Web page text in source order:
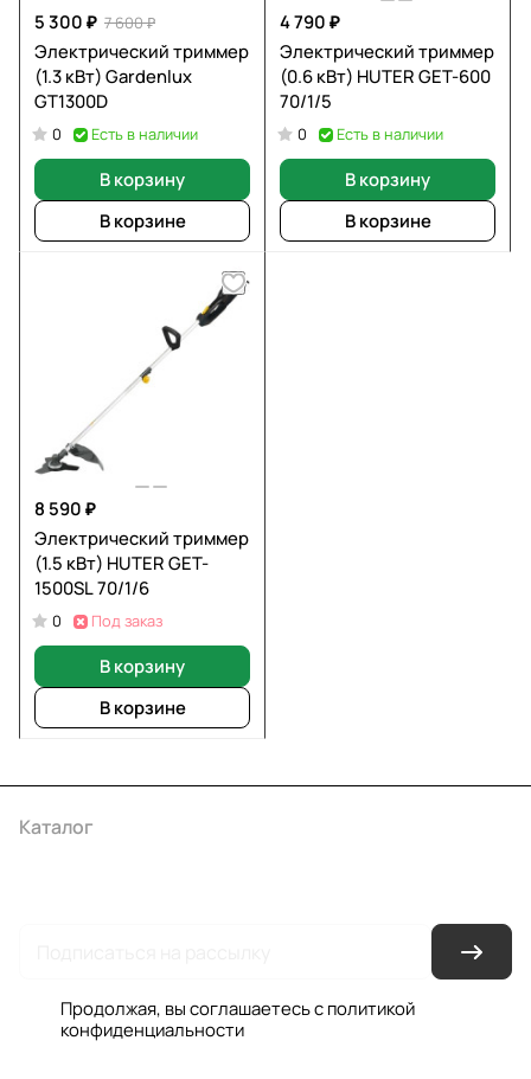
5 300 ₽ 7 600 ₽
Электрический триммер
(1.3 кВт) Gardenlux
GT1300D
0 Есть в наличии
В корзину
В корзине
4 790 ₽
Электрический триммер
(0.6 кВт) HUTER GET-600
70/1/5
0 Есть в наличии
В корзину
В корзине
8 590 ₽
Электрический триммер
(1.5 кВт) HUTER GET-
1500SL 70/1/6
0 Под заказ
В корзину
В корзине
Каталог
Продолжая, вы соглашаетесь с политикой
конфиденциальности